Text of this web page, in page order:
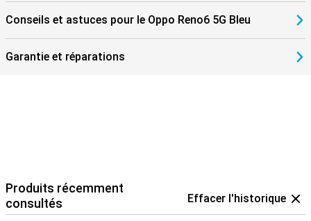
Conseils et astuces pour le Oppo Reno6 5G Bleu
Garantie et réparations
Produits récemment
consultés
Effacer l'historique